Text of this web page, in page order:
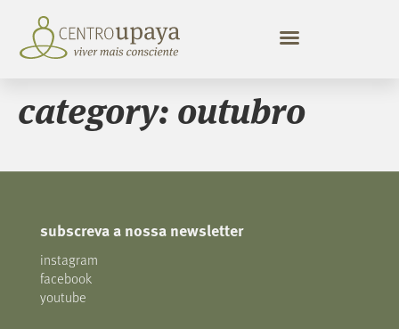
category:outubro
subscreva a nossa newsletter
instagram
facebook
youtube